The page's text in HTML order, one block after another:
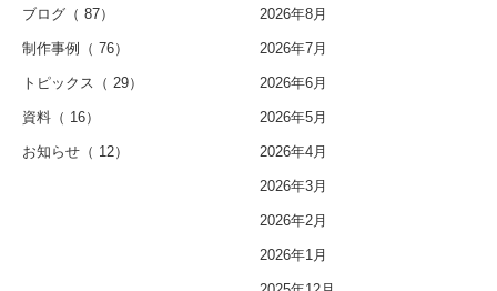
ブログ （ 87）
制作事例 （ 76）
トピックス （ 29）
資料 （ 16）
お知らせ （ 12）
2026年8月
2026年7月
2026年6月
2026年5月
2026年4月
2026年3月
2026年2月
2026年1月